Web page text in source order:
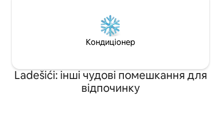
Кондиціонер
Ladešići: інші чудові помешкання для
відпочинку